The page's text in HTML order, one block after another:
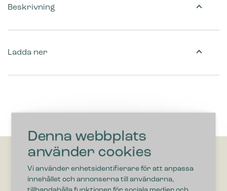
Denna webbplats
använder cookies
Vi använder enhetsidentifierare för att anpassa
innehållet och annonserna till användarna,
Beskrivning
Ladda ner